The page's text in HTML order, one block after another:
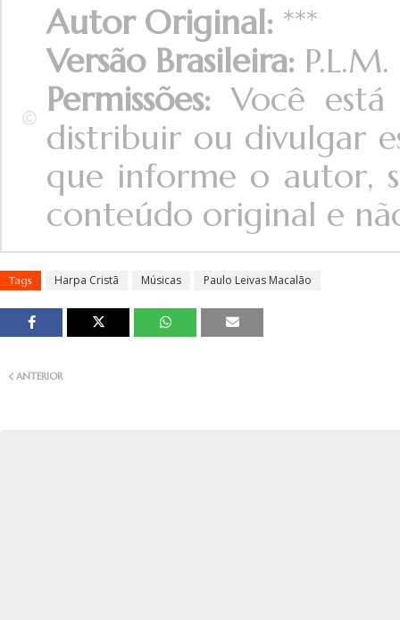
Autor Original: ***
Versão Brasileira: P.L.M.
Permissões:Você
distribuir ou divulgar
que informe o autor,
conteúdo original e
Tags Harpa Cristã Músicas Paulo Leivas Macalão
ANTERIOR